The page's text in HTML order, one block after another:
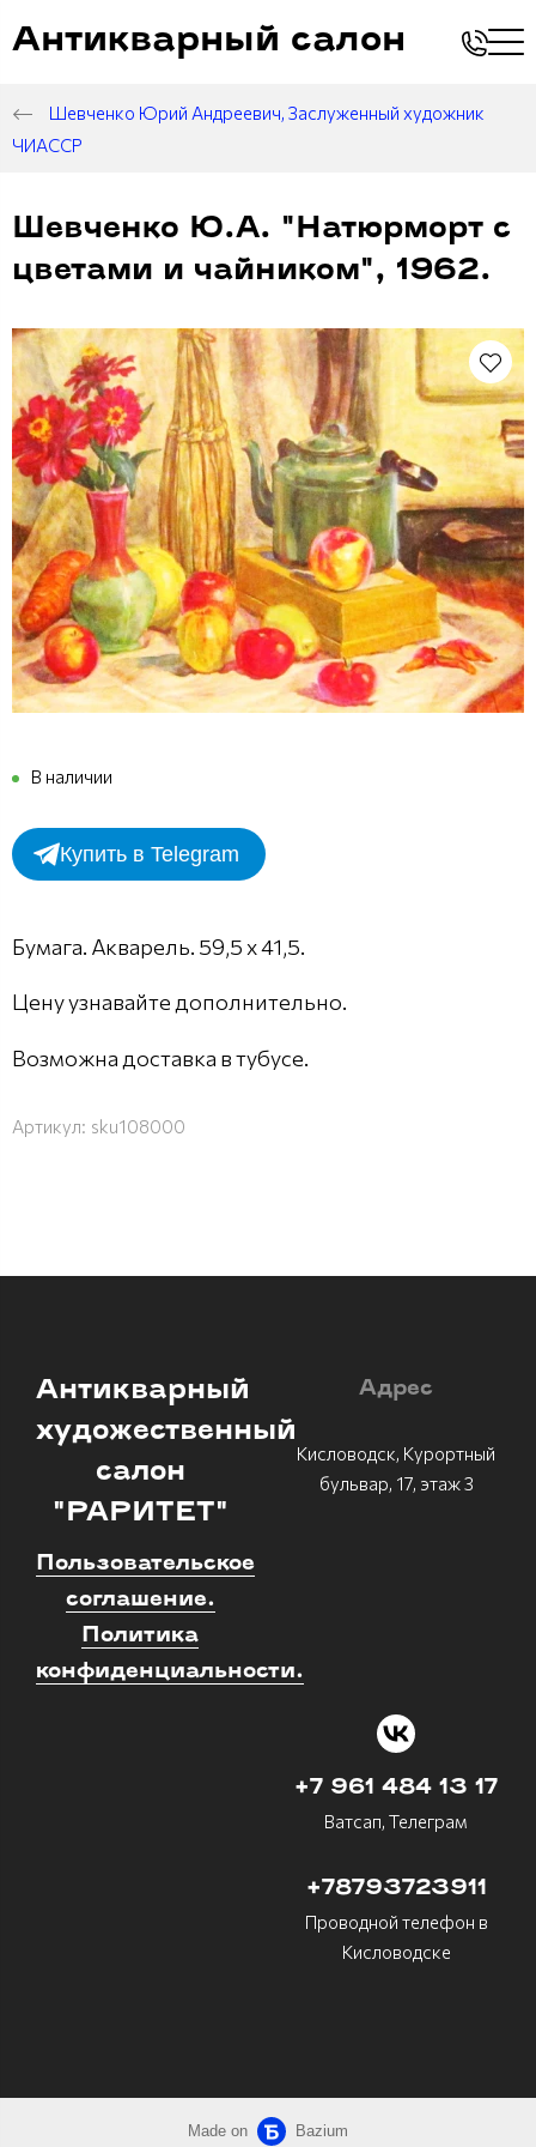
Антикварный салон
Шевченко Юрий Андреевич, Заслуженный художник
ЧИАССР
Шевченко Ю.А. "Натюрморт с
цветами и чайником", 1962.
В наличии
Купить в Telegram
Бумага. Акварель. 59,5 х 41,5.
Цену узнавайте дополнительно.
Возможна доставка в тубусе.
Артикул: sku108000
Антикварный
художественный
салон
"РАРИТЕТ"
Пользовательское
соглашение.
Политика
конфиденциальности.
Адрес
Кисловодск, Курортный
бульвар, 17, этаж 3
+7 961 484 13 17
Ватсап, Телеграм
+78793723911
Проводной телефон в
Кисловодске
Made on Bazium